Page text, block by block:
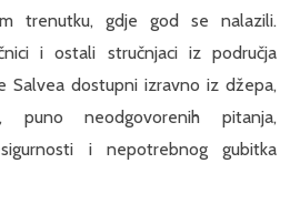
trenutku, gdje god se nalazili.
i ostali stručnjaci iz područja
Salvea dostupni izravno iz džepa,
puno neodgovorenih pitanja,
i nepotrebnog gubitka